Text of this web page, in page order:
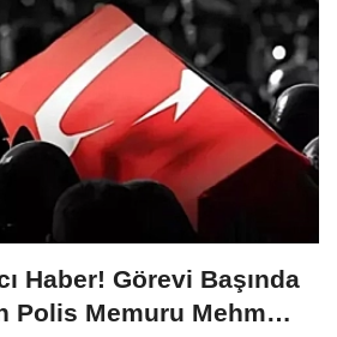
Haber! Görevi Başında
Polis Memuru Mehmet